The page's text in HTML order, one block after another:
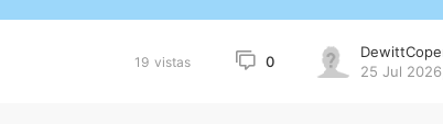
19 vistas 0
25 Jul